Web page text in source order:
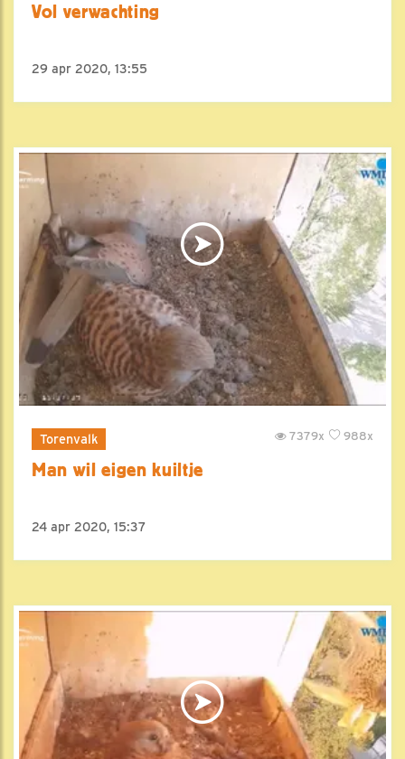
Vol verwachting
29 apr 2020, 13:55
Torenvalk 988x
7379x
Man wil eigen kuiltje
24 apr 2020, 15:37